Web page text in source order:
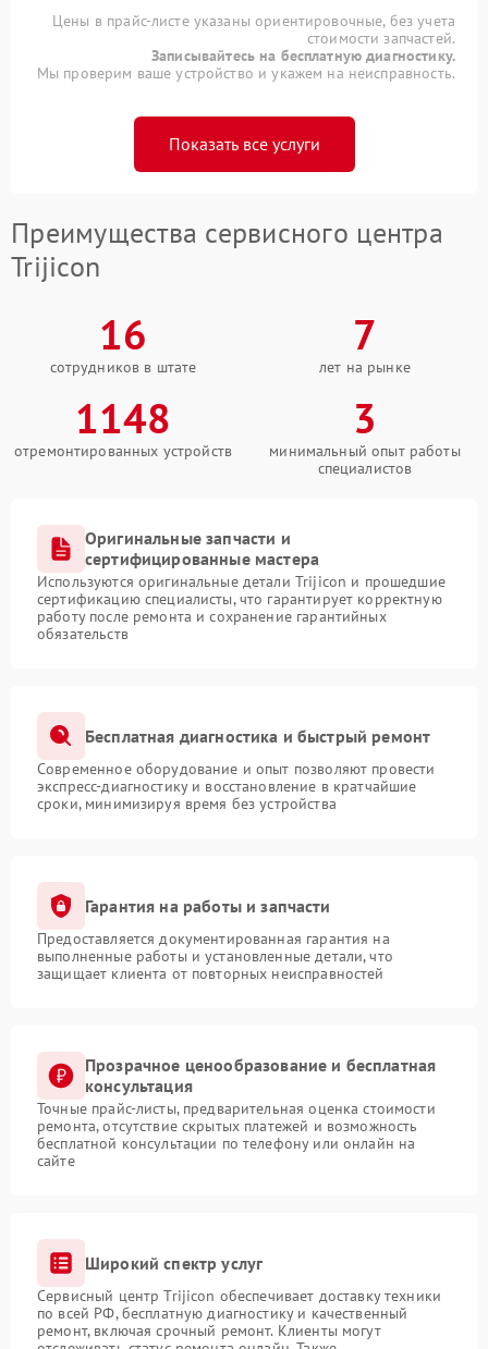
Цены в прайс-листе указаны ориентировочные, без учета
стоимости запчастей.
Записывайтесь на бесплатную диагностику.
Мы проверим ваше устройство и укажем на неисправность.
Показать все услуги
Преимущества сервисного центра
Trijicon
16
сотрудников в штате
7
лет на рынке
1148
отремонтированных устройств
3
минимальный опыт работы
специалистов
Оригинальные запчасти и
сертифицированные мастера
Используются оригинальные детали Trijicon и прошедшие
сертификацию специалисты, что гарантирует корректную
работу после ремонта и сохранение гарантийных
обязательств
Бесплатная диагностика и быстрый ремонт
Современное оборудование и опыт позволяют провести
экспресс-диагностику и восстановление в кратчайшие
сроки, минимизируя время без устройства
Гарантия на работы и запчасти
Предоставляется документированная гарантия на
выполненные работы и установленные детали, что
защищает клиента от повторных неисправностей
Прозрачное ценообразование и бесплатная
консультация
Точные прайс-листы, предварительная оценка стоимости
ремонта, отсутствие скрытых платежей и возможность
бесплатной консультации по телефону или онлайн на
сайте
Широкий спектр услуг
Сервисный центр Trijicon обеспечивает доставку техники
по всей РФ, бесплатную диагностику и качественный
ремонт, включая срочный ремонт. Клиенты могут